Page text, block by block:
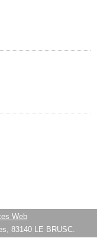
Web
83140 LE BRUSC.